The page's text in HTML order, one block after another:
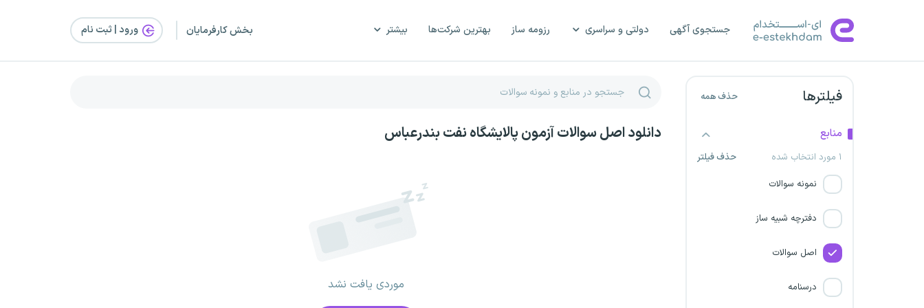
جستجوی آگهی دولتی و سراسری رزومه ساز بهترین شرکت‌ها بیشتر بخش کارفرمایان ورود | ثبت‌ نام
فیلترها حذف همه
منابع
۱ مورد انتخاب شده
حذف فیلتر
نمونه سوالات
دفترچه شبیه ساز
اصل سوالات
درسنامه
مرکز آمار ایران
سازمان ملی بهره‌وری ایران
شرکت پتروشیمی شهید
تندگویان
دانلود اصل سوالات آزمون پالایشگاه نفت بندرعباس
موردی یافت نشد